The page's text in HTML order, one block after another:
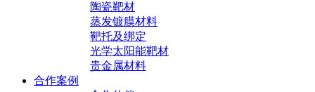
陶瓷靶材
蒸发镀膜材料
靶托及绑定
光学太阳能靶材
贵金属材料
合作案例